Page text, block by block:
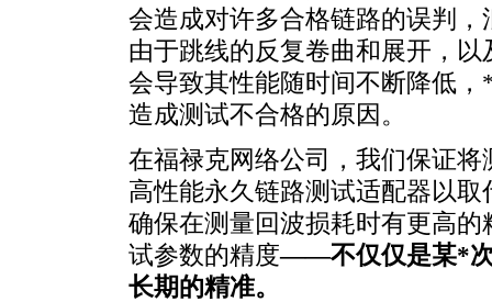
会造成对许多合格链路的误判
由于跳线的反复卷曲和展开，
会导致其性能随时间不断降低，
造成测试不合格的原因。
在福禄克网络公司，我们保证将
高性能永久链路测试适配器以
确保在测量回波损耗时有更高
试参数的精度——不仅仅是某*
长期的精准。